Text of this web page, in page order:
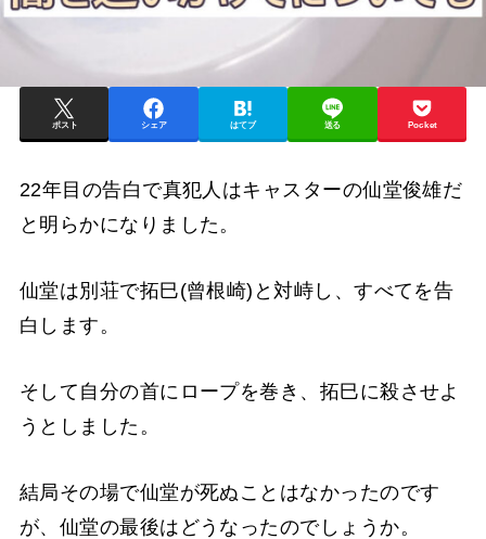
ポスト シェア はてブ 送る Pocket
22年目の告白で真犯人はキャスターの仙堂俊雄だ
と明らかになりました。
仙堂は別荘で拓巳(曾根崎)と対峙し、すべてを告
白します。
そして自分の首にロープを巻き、拓巳に殺させよ
うとしました。
結局その場で仙堂が死ぬことはなかったのです
が、仙堂の最後はどうなったのでしょうか。